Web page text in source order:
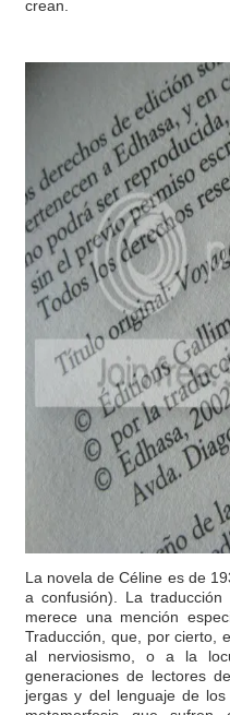
crean.
La novela de Céline es de
a confusión). La
merece una mención
Traducción, que, por cierto,
al nerviosismo, o a la
generaciones de lectores
jergas y del lenguaje de